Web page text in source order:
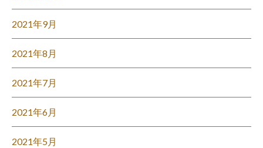
2021年9月
2021年8月
2021年7月
2021年6月
2021年5月